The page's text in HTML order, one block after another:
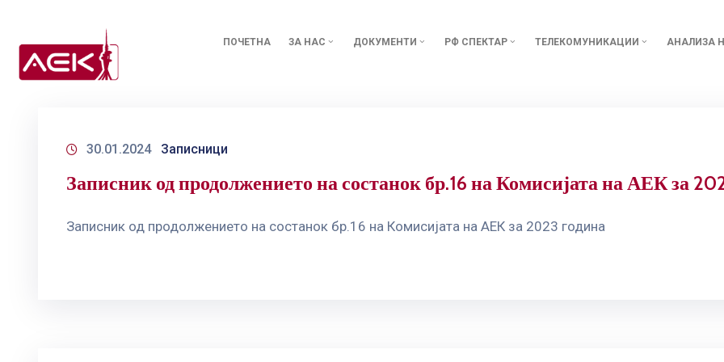
ПОЧЕТНА ЗА НАС ДОКУМЕНТИ РФ СПЕКТАР ТЕЛЕКОМУНИКАЦИИ АНАЛИЗА
30.01.2024 Записници
Записник од продолжението на состанок бр.16 на Комисијата на АЕК за
Записник од продолжението на состанок бр.16 на Комисијата на АЕК за 2023 година